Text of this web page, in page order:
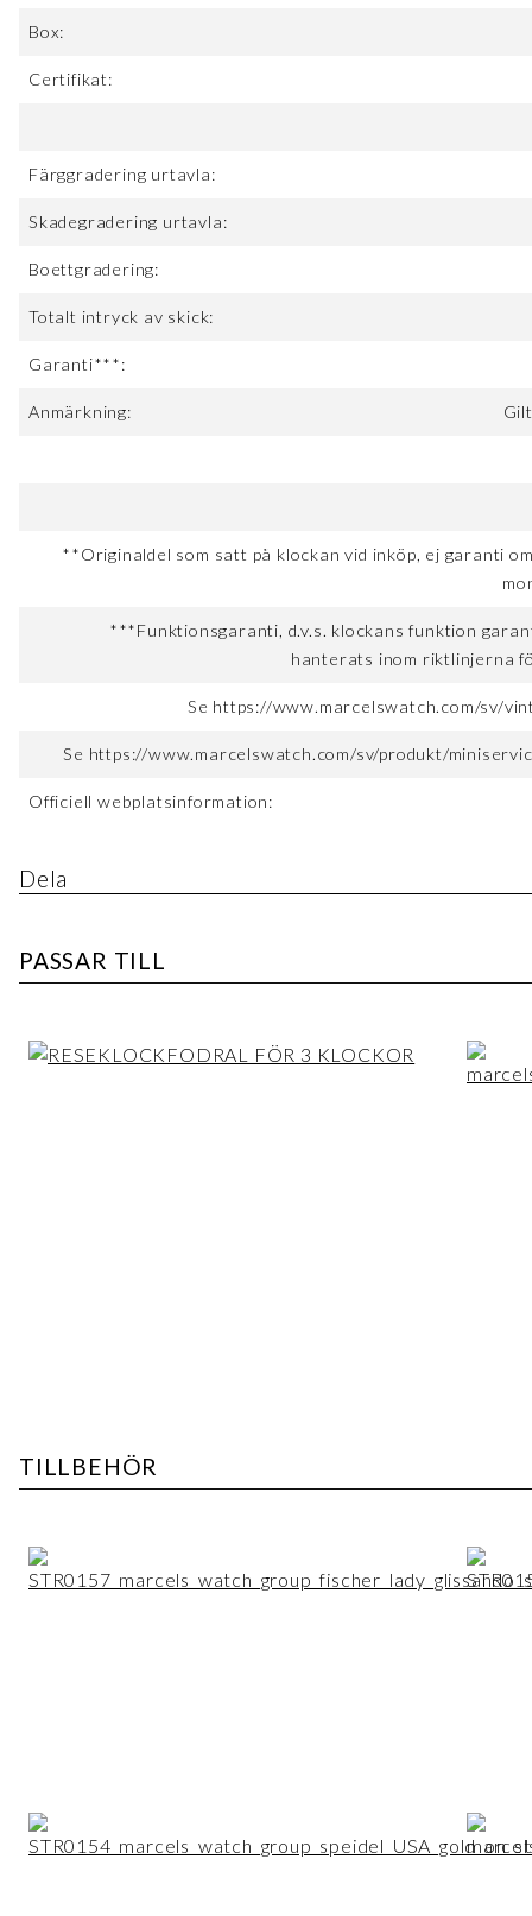
Box:
Certifikat:
Färggradering urtavla:
Skadegradering urtavla:
Boettgradering:
Totalt intryck av skick:
Garanti***:
Anmärkning:
**Originaldel som satt på klockan vid inköp, ej garanti
***Funktionsgaranti, d.v.s. klockans funktion
hanterats inom riktlinjerna
Se https://www.marcelswatch.com/sv/
Se https://www.marcelswatch.com/sv/produkt/
Officiell webplatsinformation:
Dela
PASSAR TILL
TILLBEHÖR